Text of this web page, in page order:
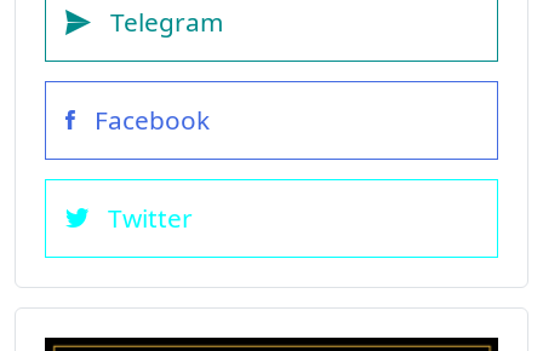
Telegram
Facebook
Twitter